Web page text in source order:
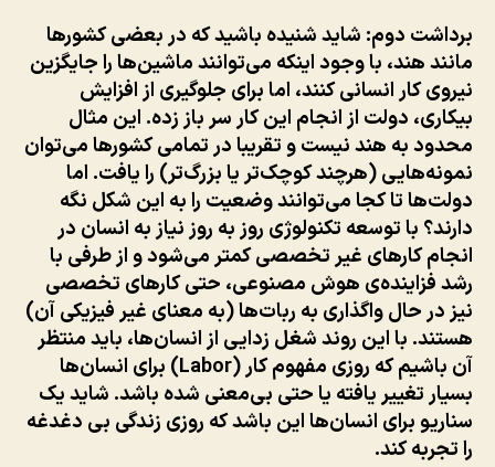
برداشت دوم: شاید شنیده باشید که در بعضی کشورها
مانند هند، با وجود اینکه می‌توانند ماشین‌ها را جایگزین
نیروی کار انسانی کنند، اما برای جلوگیری از افزایش
بیکاری، دولت از انجام این کار سر باز زده. این مثال
محدود به هند نیست و تقریبا در تمامی کشورها می‌توان
نمونه‌هایی (هرچند کوچک‌تر یا بزرگ‌تر) را یافت. اما
دولت‌ها تا کجا می‌توانند وضعیت را به این شکل نگه
دارند؟ با توسعه تکنولوژی روز به روز نیاز به انسان در
انجام کارهای غیر تخصصی کمتر می‌شود و از طرفی با
رشد فزاینده‌ی هوش مصنوعی، حتی کارهای تخصصی
نیز در حال واگذاری به ربات‌ها (به معنای غیر فیزیکی آن)
هستند. با این روند شغل زدایی از انسان‌ها، باید منتظر
آن باشیم که روزی مفهوم کار (Labor) برای انسان‌ها
بسیار تغییر یافته یا حتی بی‌معنی شده باشد. شاید یک
سناریو برای انسان‌ها این باشد که روزی زندگی بی دغدغه
را تجربه کند.